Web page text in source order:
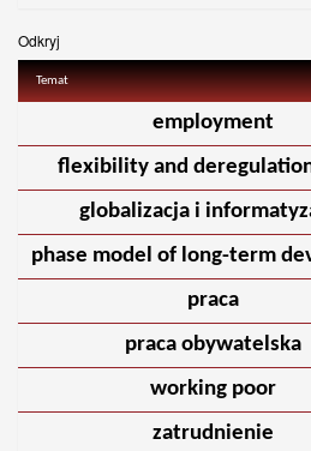
Odkryj
Temat
employment
flexibility and
globalizacja i
phase model of long-term
praca
praca obywatelska
working poor
zatrudnienie